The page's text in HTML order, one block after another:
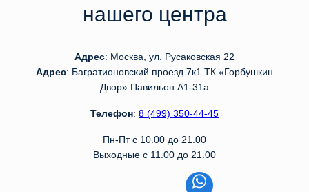
нашего центра
Адрес: Москва, ул. Русаковская 22
Адрес: Багратионовский проезд 7к1 ТК «Горбушкин
Двор» Павильон А1-31а
Телефон: 8 (499) 350-44-45
Пн-Пт с 10.00 до 21.00
Выходные с 11.00 до 21.00